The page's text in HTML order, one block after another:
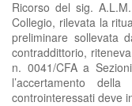
Ricorso del sig.
Collegio, rilevata la
preliminare sollevata
contraddittorio,
n. 0041/CFA a
l’accertamento
controinteressati deve